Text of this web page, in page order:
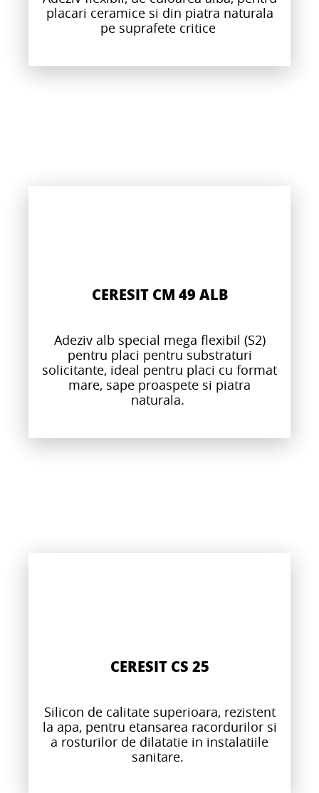
placari ceramice si din piatra naturala
pe suprafete critice
CERESIT CM 49 ALB
Adeziv alb special mega flexibil (S2)
pentru placi pentru substraturi
solicitante, ideal pentru placi cu format
mare, sape proaspete si piatra
naturala.
CERESIT CS 25
Silicon de calitate superioara, rezistent
la apa, pentru etansarea racordurilor si
a rosturilor de dilatatie in instalatiile
sanitare.